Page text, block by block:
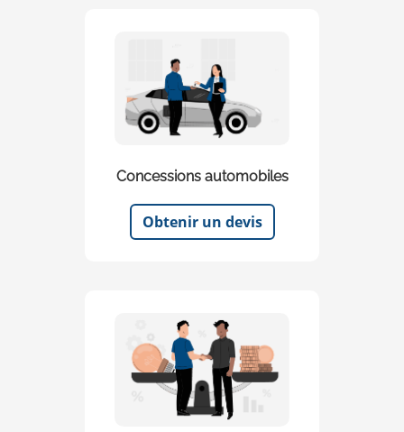
Concessions automobiles
Obtenir un devis